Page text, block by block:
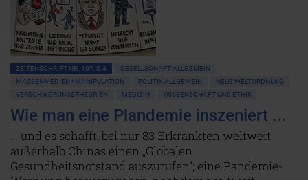
ZEITENSCHRIFT NR. 107, S.4
GESELLSCHAFT ALLGEMEIN
MASSENMEDIEN • MANIPULATION
POLITIK ALLGEMEIN
NEUE WELTORDNUNG
VERSCHWÖRUNGSTHEORIEN
MEDIZIN WISSENSCHAFT UND ETHIK
Wie man eine Plandemie inszeniert ...
… und es schafft, bei nur 83 Erkrankten weltweit
außerhalb Chinas einen „Globalen
Gesundheitsnotstand auszurufen“; eine Pandemie-